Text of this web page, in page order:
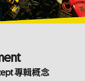
專輯概念